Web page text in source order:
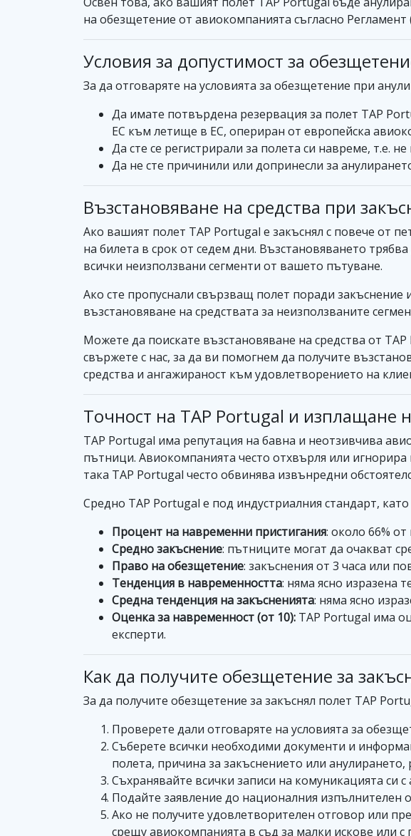
на обезщетение от авиокомпанията съгласно
Условия за допустимост за
За да отговаряте на условията за обезщетение при
Да имате потвърдена резервация за полет TAP
ЕС към летище в ЕС, опериран от европейска
Да сте се регистрирали за полета си навреме, т.е.
Да не сте причинили или допринесли за
Възстановяване на средства при
Ако вашият полет TAP Portugal е закъснял с повече от
на билета в срок от седем дни. Възстановяването
всички неизползвани сегменти от вашето пътуване.
Ако сте пропуснали свързващ полет поради
възстановяване на средствата за неизползваните
Можете да поискате възстановяване на средства от
свържете с нас, за да ви помогнем да получите
средства и ангажираност към удовлетворението на
Точност на TAP Portugal и изплащане
TAP Portugal има репутация на бавна и неотзивчива
пътници. Авиокомпанията често отхвърля или
така TAP Portugal често обвинява извънредни
Средно TAP Portugal е под индустриалния стандарт,
Процент на навременни пристигания: около 66%
Средно закъснение: пътниците могат да очакват
Право на обезщетение: закъснения от 3 часа или
Тенденция в навременността: няма ясно изразена
Средна тенденция на закъсненията: няма ясно
Оценка за навременност (от 10): TAP Portugal има
експерти.
Как да получите обезщетение за
За да получите обезщетение за закъснял полет TAP
Проверете дали отговаряте на условията за
Съберете всички необходими документи и
полета, причина за закъснението или
Съхранявайте всички записи на комуникацията си
Подайте заявление до националния изпълнителен
Ако не получите удовлетворителен отговор или
срещу авиокомпанията в съд за малки искове или